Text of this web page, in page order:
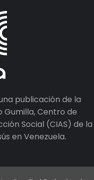
publicación de la
Gumilla, Centro de
Social (CIAS) de la
en Venezuela.